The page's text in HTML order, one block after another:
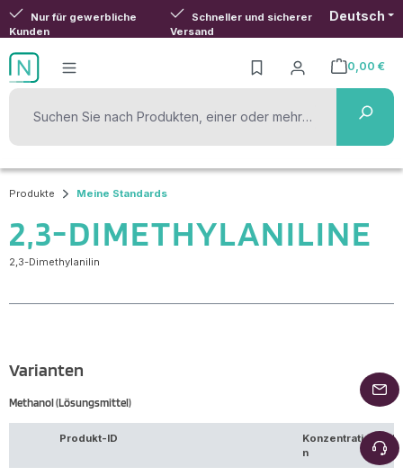
Zum Hauptinhalt springen
Nur für gewerbliche
Kunden
Schneller und sicherer
Versand
Deutsch
0,00 €
Warenkorb
Produkte Meine Standards
2,3-DIMETHYLANILINE
2,3-Dimethylanilin
Varianten
Methanol (Lösungsmittel)
Produkt-ID
Konzentratio
n